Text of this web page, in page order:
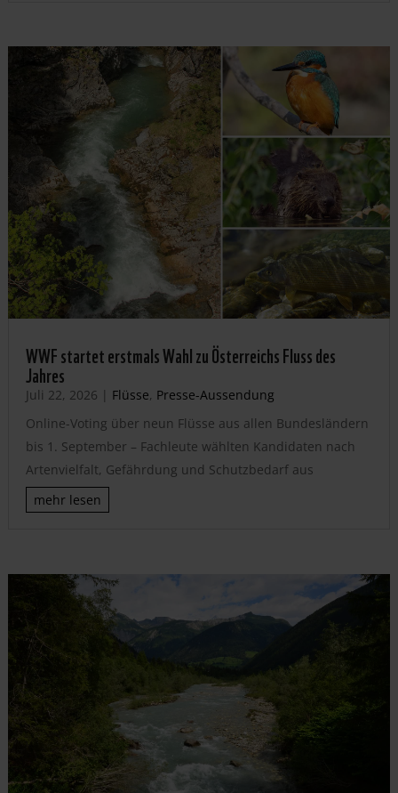
WWF startet erstmals Wahl zu Österreichs Fluss des
Jahres
Juli 22, 2026 | Flüsse, Presse-Aussendung
Online-Voting über neun Flüsse aus allen Bundesländern
bis 1. September – Fachleute wählten Kandidaten nach
Artenvielfalt, Gefährdung und Schutzbedarf aus
mehr lesen